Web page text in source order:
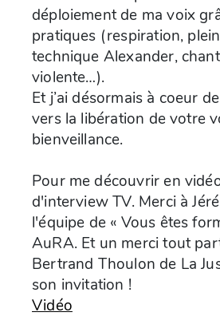
déploiement de ma voix
pratiques (respiration,
technique Alexander,
violente…).
Et j’ai désormais à coeur
vers la libération de votre
bienveillance.
Pour me découvrir en
d'interview TV. Merci à
l'équipe de « Vous êtes
AuRA. Et un merci tout
Bertrand Thoulon de La
son invitation !
Vidéo